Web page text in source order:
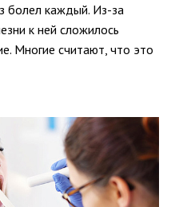
болел каждый. Из-за
к ней сложилось
Многие считают, что это